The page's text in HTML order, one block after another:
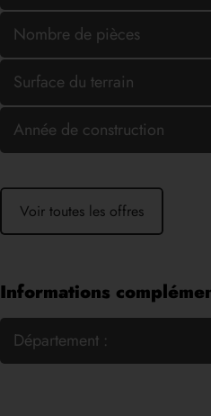
Nombre de pièces
Surface du terrain
Année de construction
Voir toutes les offres
Informations
Département :